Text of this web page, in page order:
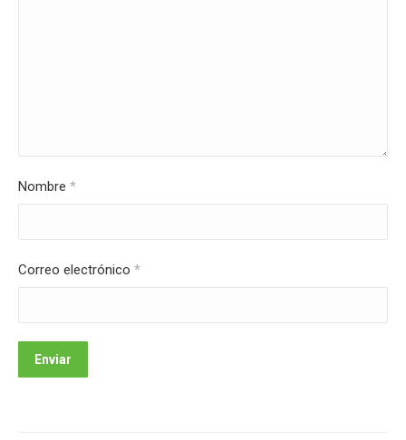
Nombre *
Correo electrónico *